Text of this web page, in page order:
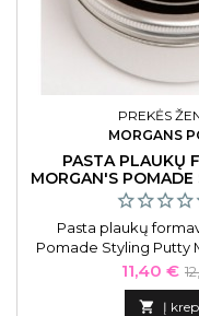
PREKĖS
MORGANS
PASTA PLAUKŲ
MORGAN'S
75
Pasta plaukų
Pomade Styling Putty
fiksacijos,
Kaina
11,40 €
 Į